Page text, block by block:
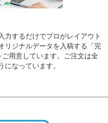
力するだけでプロがレイアウト
リジナルデータを入稿する「完
用意しています。ご注文は全
になっています。